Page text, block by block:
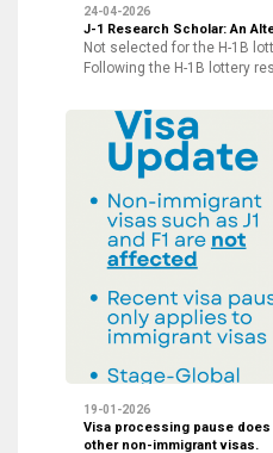
24-04-2026
J-1 Research Scholar: An
Not selected for the H-1B
Following the H-1B lottery
19-01-2026
Visa processing pause does
other non-immigrant visas.